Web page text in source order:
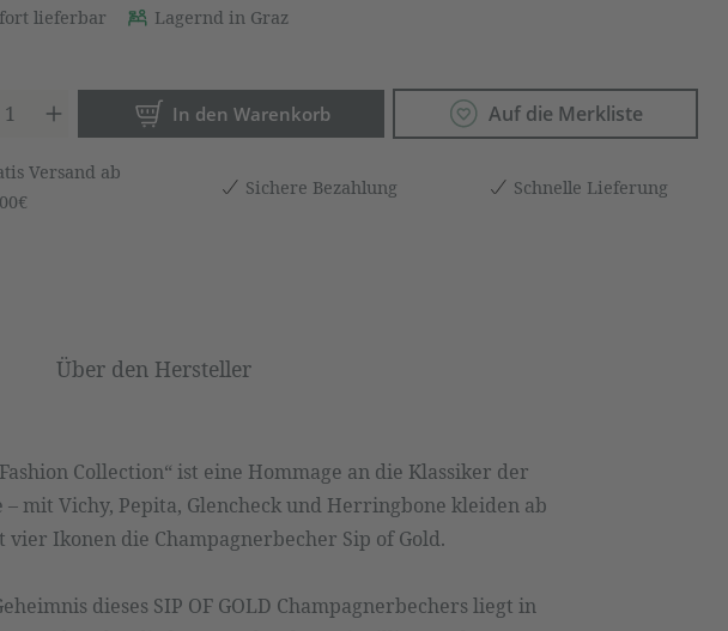
lieferbar Lagernd in Graz
Produkt Anzahl: Gib den gewünschten Wert
In den Warenkorb Auf die Merkliste
Versand ab
Sichere Bezahlung Schnelle Lieferung
Über den Hersteller
Collection“ ist eine Hommage an die Klassiker der
– mit Vichy, Pepita, Glencheck und Herringbone kleiden ab
vier Ikonen die Champagnerbecher Sip of Gold.
dieses SIP OF GOLD Champagnerbechers liegt in